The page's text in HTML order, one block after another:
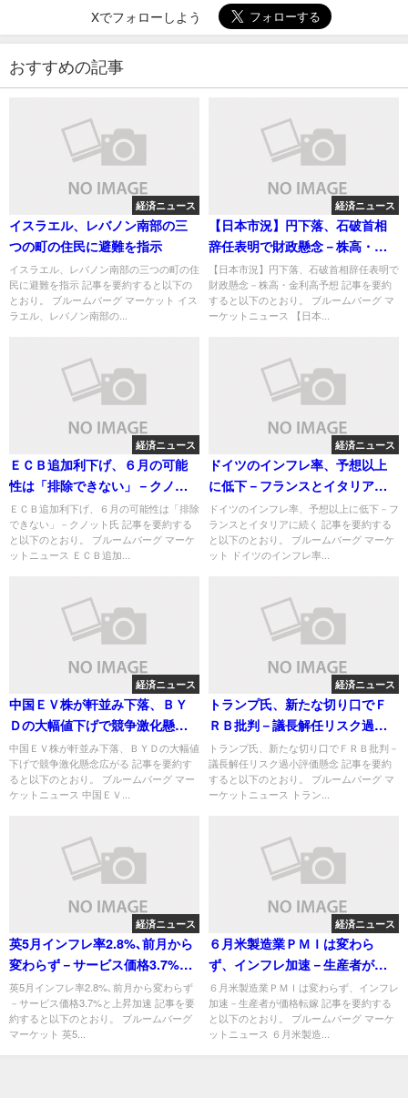
Xでフォローしよう
おすすめの記事
経済ニュース
イスラエル、レバノン南部の三
つの町の住民に避難を指示
イスラエル、レバノン南部の三つの町の住
民に避難を指示 記事を要約すると以下の
とおり。 ブルームバーグ マーケット イス
ラエル、レバノン南部の...
経済ニュース
【日本市況】円下落、石破首相
辞任表明で財政懸念－株高・金
利高予想
【日本市況】円下落、石破首相辞任表明で
財政懸念－株高・金利高予想 記事を要約
すると以下のとおり。 ブルームバーグ マ
ーケットニュース 【日本...
経済ニュース
ＥＣＢ追加利下げ、６月の可能
性は「排除できない」－クノッ
ト氏
ＥＣＢ追加利下げ、６月の可能性は「排除
できない」－クノット氏 記事を要約する
と以下のとおり。 ブルームバーグ マーケ
ットニュース ＥＣＢ追加...
経済ニュース
ドイツのインフレ率、予想以上
に低下－フランスとイタリアに
続く
ドイツのインフレ率、予想以上に低下－フ
ランスとイタリアに続く 記事を要約する
と以下のとおり。 ブルームバーグ マーケ
ット ドイツのインフレ率...
経済ニュース
中国ＥＶ株が軒並み下落、ＢＹ
Ｄの大幅値下げで競争激化懸念
広がる
中国ＥＶ株が軒並み下落、ＢＹＤの大幅値
下げで競争激化懸念広がる 記事を要約す
ると以下のとおり。 ブルームバーグ マー
ケットニュース 中国ＥＶ...
経済ニュース
トランプ氏、新たな切り口でＦ
ＲＢ批判－議長解任リスク過小
評価懸念
トランプ氏、新たな切り口でＦＲＢ批判－
議長解任リスク過小評価懸念 記事を要約
すると以下のとおり。 ブルームバーグ マ
ーケットニュース トラン...
経済ニュース
英5月インフレ率2.8%､前月から
変わらず－サービス価格3.7%と
上昇加速
英5月インフレ率2.8%､前月から変わらず
－サービス価格3.7%と上昇加速 記事を要
約すると以下のとおり。 ブルームバーグ
マーケット 英5...
経済ニュース
６月米製造業ＰＭＩは変わら
ず、インフレ加速－生産者が価
格転嫁
６月米製造業ＰＭＩは変わらず、インフレ
加速－生産者が価格転嫁 記事を要約する
と以下のとおり。 ブルームバーグ マーケ
ットニュース ６月米製造...